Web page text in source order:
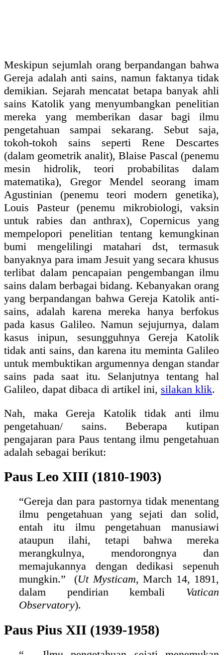
Meskipun sejumlah orang berpandangan bahwa
Gereja adalah anti sains, namun faktanya tidak
demikian. Sejarah mencatat betapa banyak ahli
sains Katolik yang menyumbangkan penelitian
mereka yang memberikan dasar bagi ilmu
pengetahuan sampai sekarang. Sebut saja,
tokoh-tokoh sains seperti Rene Descartes
(dalam geometrik analit), Blaise Pascal (penemu
mesin hidrolik, teori probabilitas dalam
matematika), Gregor Mendel seorang imam
Agustinian (penemu teori modern genetika),
Louis Pasteur (penemu mikrobiologi, vaksin
untuk rabies dan anthrax), Copernicus yang
mempelopori penelitian tentang kemungkinan
bumi mengelilingi matahari dst, termasuk
banyaknya para imam Jesuit yang secara khusus
terlibat dalam pencapaian pengembangan ilmu
sains dalam berbagai bidang. Kebanyakan orang
yang berpandangan bahwa Gereja Katolik anti-
sains, adalah karena mereka hanya berfokus
pada kasus Galileo. Namun sejujurnya, dalam
kasus inipun, sesungguhnya Gereja Katolik
tidak anti sains, dan karena itu meminta Galileo
untuk membuktikan argumennya dengan standar
sains pada saat itu. Selanjutnya tentang hal
Galileo, dapat dibaca di artikel ini, silakan klik.
Nah, maka Gereja Katolik tidak anti ilmu
pengetahuan/ sains. Beberapa kutipan
pengajaran para Paus tentang ilmu pengetahuan
adalah sebagai berikut:
Paus Leo XIII (1810-1903)
“Gereja dan para pastornya tidak menentang
ilmu pengetahuan yang sejati dan solid,
entah itu ilmu pengetahuan manusiawi
ataupun ilahi, tetapi bahwa mereka
merangkulnya, mendorongnya dan
memajukannya dengan dedikasi sepenuh
mungkin.” (Ut Mysticam, March 14, 1891,
dalam pendirian kembali Vatican
Observatory).
Paus Pius XII (1939-1958)